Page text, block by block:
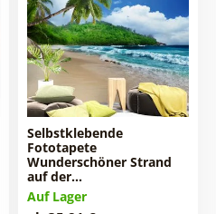
Selbstklebende
Fototapete
Wunderschöner Strand
auf der…
Auf Lager